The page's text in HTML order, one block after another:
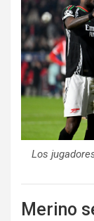
Los
Merino